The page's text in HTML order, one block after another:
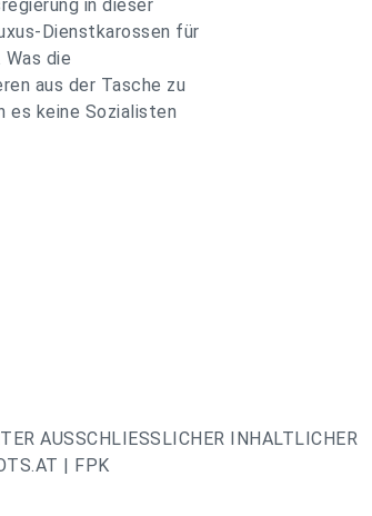
in dieser
Dienstkarossen für
die
aus der Tasche zu
es keine Sozialisten
AUSSCHLIESSLICHER INHALTLICHER
| FPK